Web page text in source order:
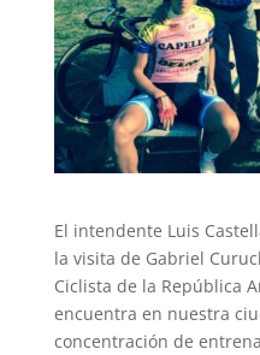
El intendente Luis
la visita de Gabriel
Ciclista de la República
encuentra en nuestra
concentración de